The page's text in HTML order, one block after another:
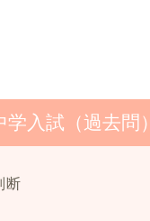
学入試（過去問）
断